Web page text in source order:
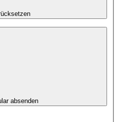
absenden